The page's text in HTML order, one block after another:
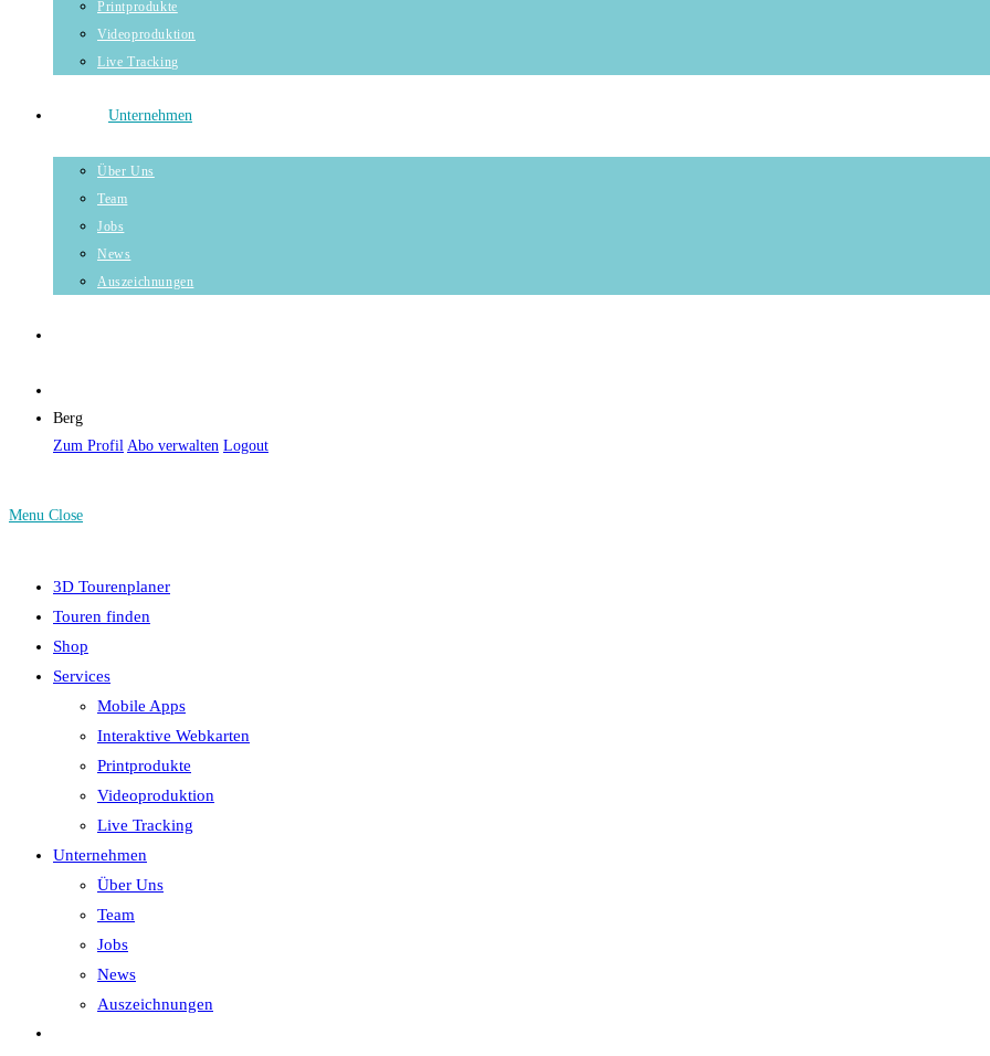
Printprodukte
Videoproduktion
Live Tracking
Unternehmen
Über Uns
Team
Jobs
News
Auszeichnungen
Berg
Zum Profil Abo verwalten Logout
Menu Close
3D Tourenplaner
Touren finden
Shop
Services
Mobile Apps
Interaktive Webkarten
Printprodukte
Videoproduktion
Live Tracking
Unternehmen
Über Uns
Team
Jobs
News
Auszeichnungen